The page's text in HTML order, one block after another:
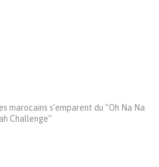
marocains s’emparent du ”Oh Na Na
Challenge”